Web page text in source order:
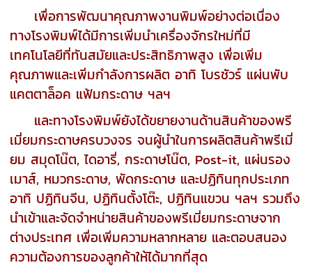
เพื่อการพัฒนาคุณภาพงานพิมพ์อย่างต่อเนื่อง
ทางโรงพิมพ์ได้มีการเพิ่มนำเครื่องจักรใหม่ที่มี
เทคโนโลยีที่ทันสมัยและประสิทธิภาพสูง เพื่อเพิ่ม
คุณภาพและเพิ่มกำลังการผลิต อาทิ โบรชัวร์ แผ่นพับ
แคตตาล็อค แฟ้มกระดาษ ฯลฯ
และทางโรงพิมพ์ยังได้ขยายงานด้านสินค้าของพรี
เมี่ยมกระดาษครบวงจร จนผู้นำในการผลิตสินค้าพรีเมี่
ยม สมุดโน๊ต, ไดอารี่, กระดาษโน๊ต, Post-it, แผ่นรอง
เมาส์, หมวกระดาษ, พัดกระดาษ และปฏิทินทุกประเภท
อาทิ ปฏิทินจีน, ปฏิทินตั้งโต๊ะ, ปฏิทินแขวน ฯลฯ รวมถึง
นำเข้าและจัดจำหน่ายสินค้าของพรีเมี่ยมกระดาษจาก
ต่างประเทศ เพื่อเพิ่มความหลากหลาย และตอบสนอง
ความต้องการของลูกค้าให้ได้มากที่สุด